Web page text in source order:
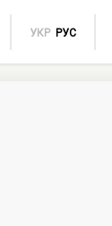
УКР РУС